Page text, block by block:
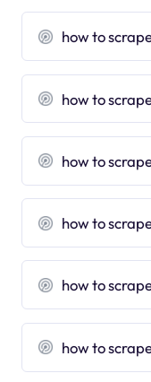
how to
how to
how to
how to
how to
how to